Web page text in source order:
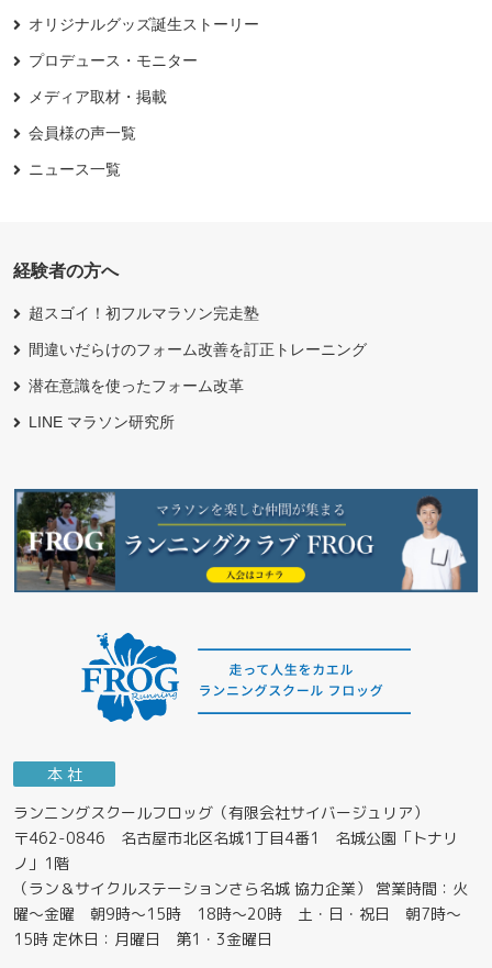
オリジナルグッズ誕生ストーリー
プロデュース・モニター
メディア取材・掲載
会員様の声一覧
ニュース一覧
経験者の方へ
超スゴイ！初フルマラソン完走塾
間違いだらけのフォーム改善を訂正トレーニング
潜在意識を使ったフォーム改革
LINE マラソン研究所
本 社
ランニングスクールフロッグ（有限会社サイバージュリア）
〒462-0846 名古屋市北区名城1丁目4番1 名城公園「トナリ
ノ」1階
（ラン＆サイクルステーションさら名城 協力企業） 営業時間：火
曜～金曜 朝9時～15時 18時～20時 土・日・祝日 朝7時～
15時 定休日：月曜日 第1・3金曜日